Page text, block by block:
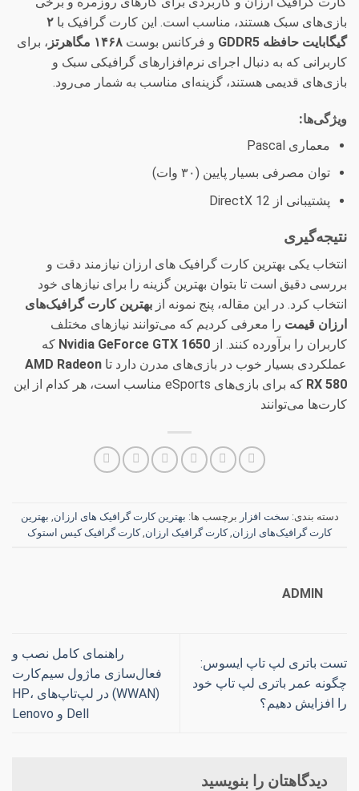
بازی‌های سبک هستند، مناسب است. این کارت گرافیک با ۲
گیگابایت حافظه GDDR5
و فرکانس بوست ۱۴۶۸ مگاهرتز
، برای
کاربرانی که به دنبال اجرای نرم‌افزارهای گرافیکی سبک و
بازی‌های قدیمی هستند، گزینه‌ای مناسب به شمار می‌رود.
ویژگی‌ها:
معماری Pascal
توان مصرفی بسیار پایین (۳۰ وات)
پشتیبانی از DirectX 12
نتیجه‌گیری
انتخاب یکی بهترین کارت گرافیک های ارزان نیازمند دقت و
بررسی دقیق است تا بتوان بهترین گزینه را برای نیازهای خود
انتخاب کرد. در این مقاله، پنج نمونه از بهترین کارت گرافیک‌های
ارزان قیمت را معرفی کردیم که می‌توانند نیازهای مختلف
کاربران را برآورده کنند. از Nvidia GeForce GTX 1650 که
عملکردی بسیار خوب در بازی‌های مدرن دارد تا AMD Radeon
RX 580
که برای بازی‌های eSports مناسب است، هر کدام از این
کارت‌ها می‌توانند
دسته بندی: سخت افزار برچسب ها: بهترین کارت گرافیک های ارزان بهترین
کارت گرافیک‌های ارزان ,کارت گرافیک ارزان ,کارت گرافیک کیس استوک
ADMIN
تست باتری لپ تاپ ایسوس:
چگونه عمر باتری لپ تاپ خود
را افزایش دهیم؟
راهنمای کامل نصب و
فعال‌سازی ماژول سیم‌کارت
(WWAN) در لپ‌تاپ‌های HP،
Dell و Lenovo
دیدگاهتان را بنویسید